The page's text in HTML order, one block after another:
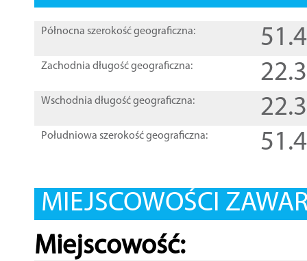
Północna szerokość geograficzna:
Zachodnia długość geograficzna:
Wschodnia długość geograficzna:
Południowa szerokość geograficzna:
MIEJSCOWOŚCI
Miejscowość: